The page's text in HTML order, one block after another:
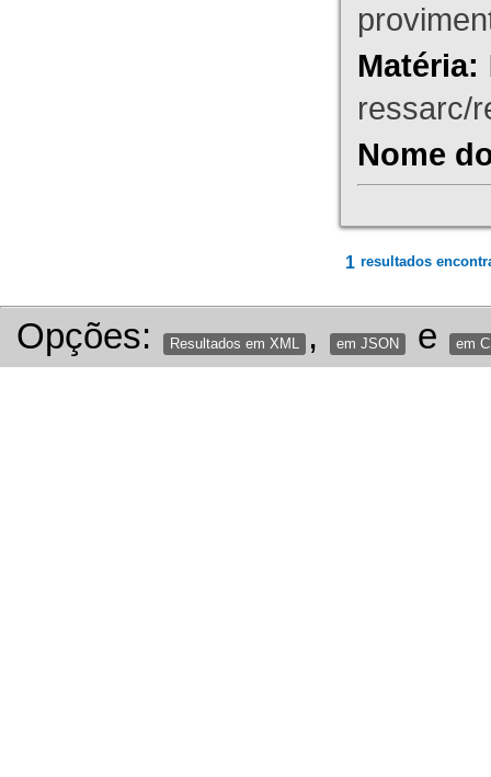
Matéria:
ressarc/
Nome
1 resultados
Opções: Resultados em XML , em JSON e em